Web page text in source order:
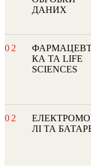
ДАНИХ
02
КА ТА LIFE
SCIENCES
02
ЛІ ТА